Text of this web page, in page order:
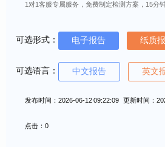
1对1客服专属服务，免费制定检测方案，15分
可选形式： 电子报告 纸质
可选语言： 中文报告 英文
发布时间：2026-06-12 09:22:09 更新时间：
点击：0